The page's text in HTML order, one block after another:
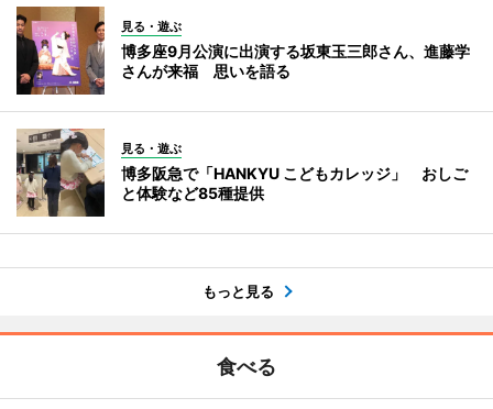
見る・遊ぶ
博多座9月公演に出演する坂東玉三郎さん、進藤学
さんが来福 思いを語る
見る・遊ぶ
博多阪急で「HANKYU こどもカレッジ」 おしご
と体験など85種提供
もっと見る
食べる